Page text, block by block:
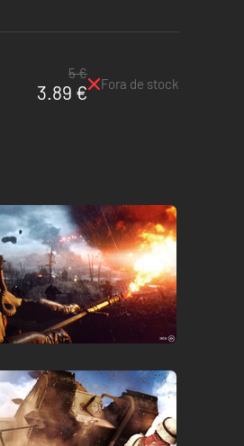
5 €
3.89 € Fora de stock